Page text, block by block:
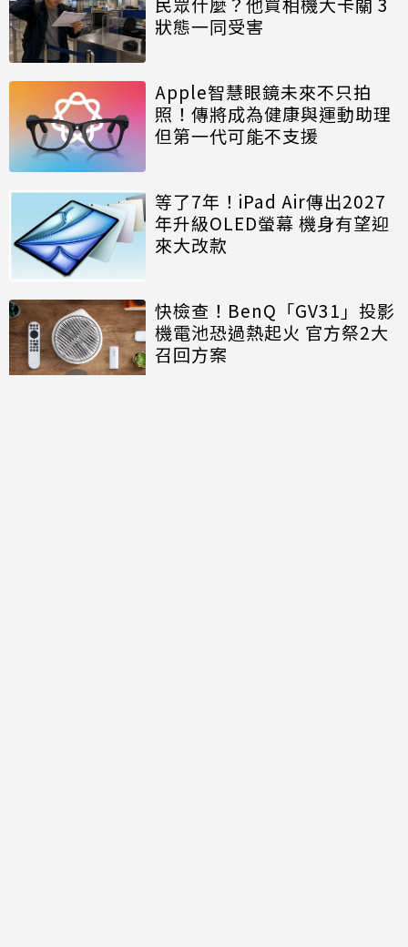
狀態一同受害
Apple智慧眼鏡未來不只拍
照！傳將成為健康與運動助理
但第一代可能不支援
等了7年！iPad Air傳出2027
年升級OLED螢幕 機身有望迎
來大改款
快檢查！BenQ「GV31」投影
機電池恐過熱起火 官方祭2大
召回方案